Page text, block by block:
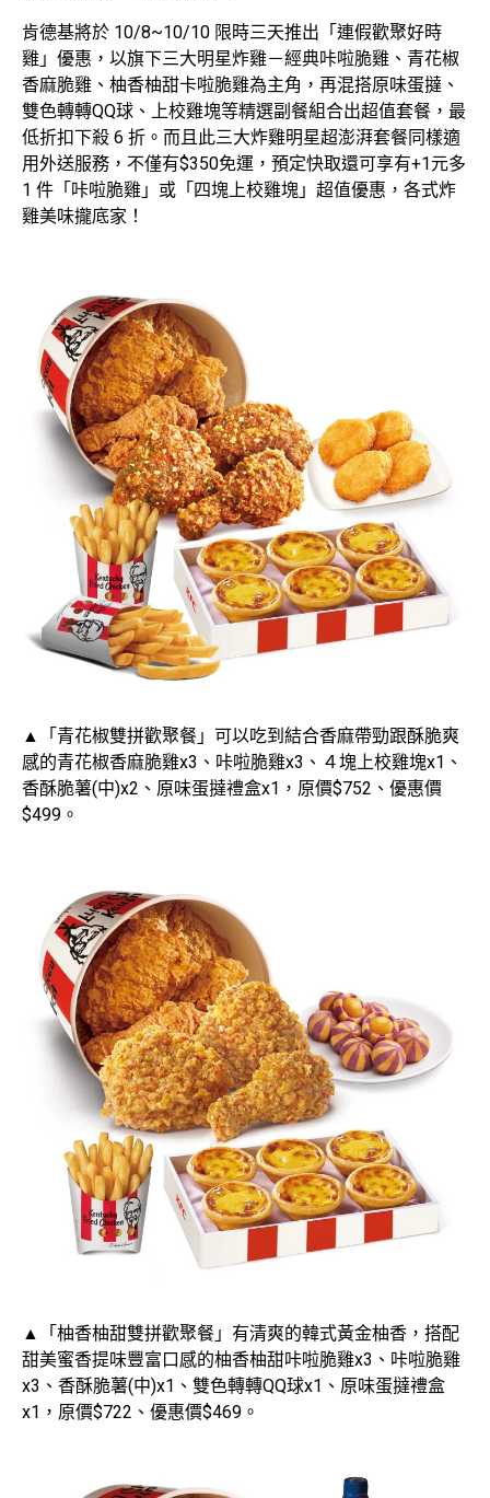
肯德基將於 10/8~10/10 限時三天推出「連假歡聚好時
雞」優惠，以旗下三大明星炸雞－經典咔啦脆雞、青花椒
香麻脆雞、柚香柚甜卡啦脆雞為主角，再混搭原味蛋撻、
雙色轉轉QQ球、上校雞塊等精選副餐組合出超值套餐，最
低折扣下殺 6 折。而且此三大炸雞明星超澎湃套餐同樣適
用外送服務，不僅有$350免運，預定快取還可享有+1元多
1 件「咔啦脆雞」或「四塊上校雞塊」超值優惠，各式炸
雞美味攏底家！
▲「青花椒雙拼歡聚餐」可以吃到結合香麻帶勁跟酥脆爽
感的青花椒香麻脆雞x3、咔啦脆雞x3、４塊上校雞塊x1、
香酥脆薯(中)x2、原味蛋撻禮盒x1，原價$752、優惠價
$499。
▲「柚香柚甜雙拼歡聚餐」有清爽的韓式黃金柚香，搭配
甜美蜜香提味豐富口感的柚香柚甜咔啦脆雞x3、咔啦脆雞
x3、香酥脆薯(中)x1、雙色轉轉QQ球x1、原味蛋撻禮盒
x1，原價$722、優惠價$469。